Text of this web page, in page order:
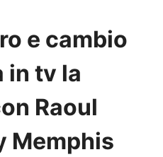
e cambio
in tv la
Raoul
Memphis